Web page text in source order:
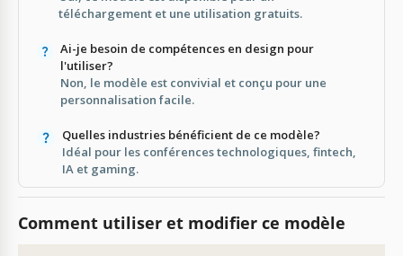
téléchargement et une utilisation gratuits.
Ai-je besoin de compétences en design pour
l'utiliser?
Non, le modèle est convivial et conçu pour une
personnalisation facile.
Quelles industries bénéficient de ce modèle?
Idéal pour les conférences technologiques, fintech,
IA et gaming.
Comment utiliser et modifier ce modèle